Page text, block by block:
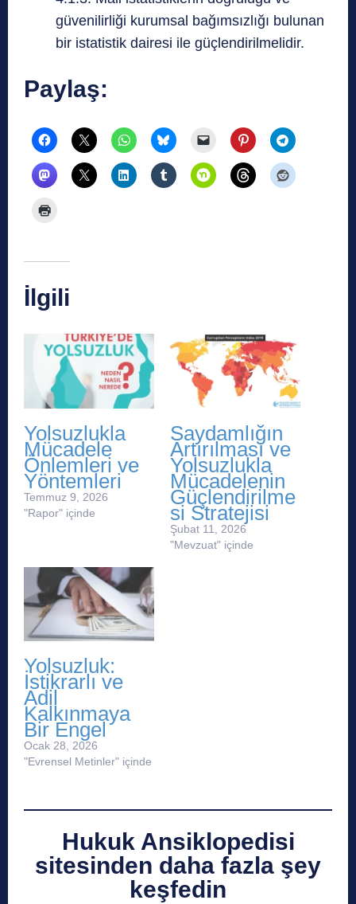
güvenilirliği kurumsal bağımsızlığı bulunan
bir istatistik dairesi ile güçlendirilmelidir.
Paylaş:
İlgili
Yolsuzlukla
Mücadele
Önlemleri ve
Yöntemleri
Temmuz 9, 2026
"Rapor" içinde
Saydamlığın
Artırılması ve
Yolsuzlukla
Mücadelenin
Güçlendirilme
si Stratejisi
Şubat 11, 2026
"Mevzuat" içinde
Yolsuzluk:
İstikrarlı ve
Adil
Kalkınmaya
Bir Engel
Ocak 28, 2026
"Evrensel Metinler" içinde
Hukuk Ansiklopedisi
sitesinden daha fazla şey
keşfedin